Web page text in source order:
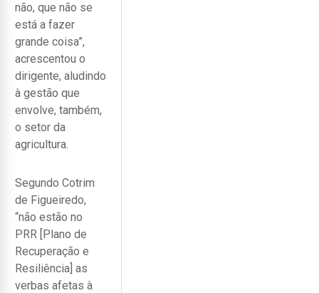
não, que não se
está a fazer
grande coisa”,
acrescentou o
dirigente, aludindo
à gestão que
envolve, também,
o setor da
agricultura.
Segundo Cotrim
de Figueiredo,
“não estão no
PRR [Plano de
Recuperação e
Resiliência] as
verbas afetas à